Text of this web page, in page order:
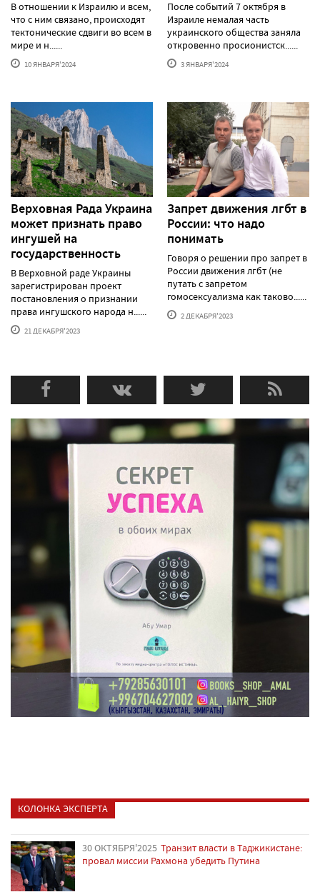
В отношении к Израилю и всем,
что с ним связано, происходят
тектонические сдвиги во всем в
мире и н......
10 ЯНВАРЯ'2024
После событий 7 октября в
Израиле немалая часть
украинского общества заняла
откровенно просионистск......
3 ЯНВАРЯ'2024
Верховная Рада Украина
может признать право
ингушей на
государственность
В Верховной раде Украины
зарегистрирован проект
постановления о признании
права ингушского народа н......
21 ДЕКАБРЯ'2023
Запрет движения лгбт в
России: что надо
понимать
Говоря о решении про запрет в
России движения лгбт (не
путать с запретом
гомосексуализма как таково......
2 ДЕКАБРЯ'2023
КОЛОНКА ЭКСПЕРТА
30 ОКТЯБРЯ'2025 Транзит власти в Таджикистане:
провал миссии Рахмона убедить Путина